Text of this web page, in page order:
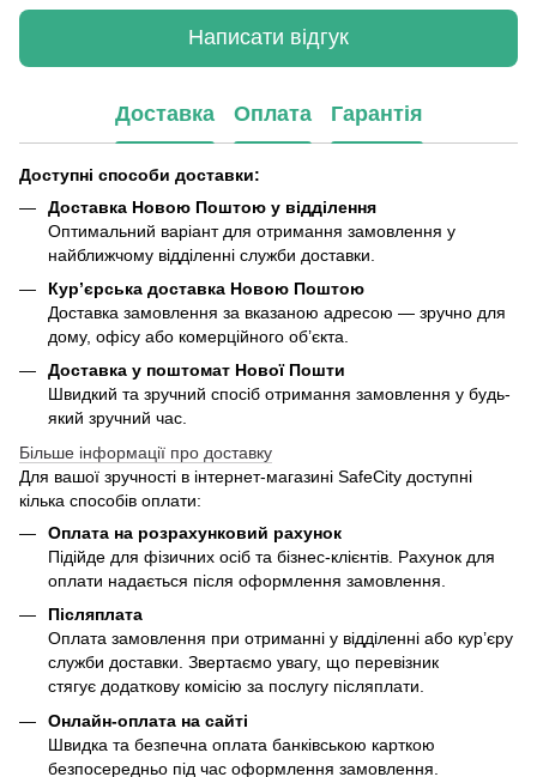
Написати відгук
Доставка Оплата Гарантія
Доступні способи доставки:
Доставка Новою Поштою у відділення
Оптимальний варіант для отримання замовлення у
найближчому відділенні служби доставки.
Кур’єрська доставка Новою Поштою
Доставка замовлення за вказаною адресою — зручно для
дому, офісу або комерційного об’єкта.
Доставка у поштомат Нової Пошти
Швидкий та зручний спосіб отримання замовлення у будь-
який зручний час.
Більше інформації про доставку
Для вашої зручності в інтернет-магазині SafeCity доступні
кілька способів оплати:
Оплата на розрахунковий рахунок
Підійде для фізичних осіб та бізнес-клієнтів. Рахунок для
оплати надається після оформлення замовлення.
Післяплата
Оплата замовлення при отриманні у відділенні або кур’єру
служби доставки. Звертаємо увагу, що перевізник
стягує додаткову комісію за послугу післяплати.
Онлайн-оплата на сайті
Швидка та безпечна оплата банківською карткою
безпосередньо під час оформлення замовлення.